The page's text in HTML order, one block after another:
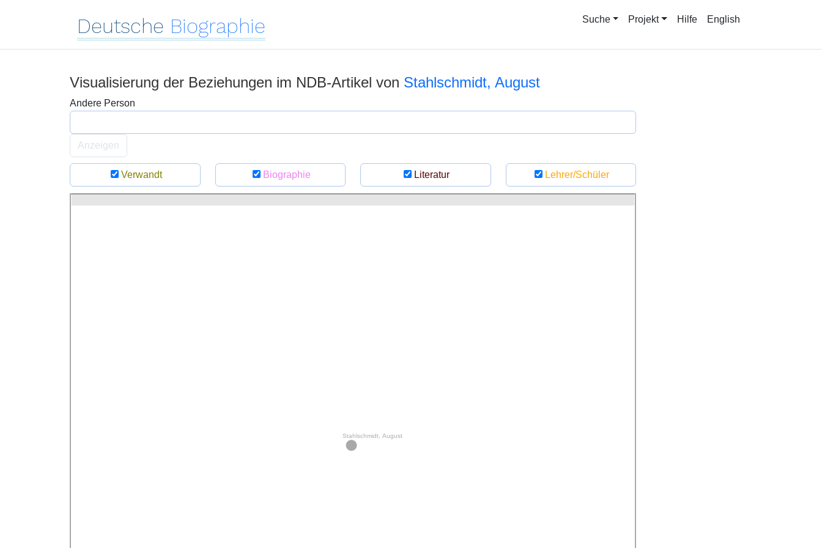
Deutsche Biographie Suche Projekt Hilfe English
Visualisierung der Beziehungen im NDB-Artikel von Stahlschmidt, August
Andere Person
Anzeigen
Verwandt Biographie Literatur Lehrer/Schüler
Stahlschmidt, August